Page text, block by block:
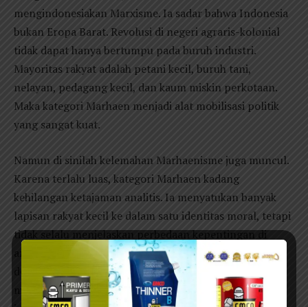
mengindonesiakan Marxisme. Ia sadar bahwa Indonesia
bukan Eropa Barat. Revolusi di negeri agraris-kolonial
tidak dapat hanya bertumpu pada buruh industri.
Mayoritas rakyat adalah petani kecil, buruh tani,
nelayan, pedagang kecil, dan kaum miskin perkotaan.
Maka kategori Marhaen menjadi alat mobilisasi politik
yang sangat kuat.
Namun di sinilah kelemahan Marhaenisme juga muncul.
Karena terlalu luas, kategori Marhaen kadang
kehilangan ketajaman analitis. Ia menyatukan banyak
lapisan rakyat kecil ke dalam satu identitas moral, tetapi
tidak selalu menjelaskan perbedaan kepentingan di
antara mereka. Apakah petani kecil selalu sejalan
dengan buruh pabrik? Apakah pedagang kecil selalu
memiliki kepentingan yang sama dengan buruh